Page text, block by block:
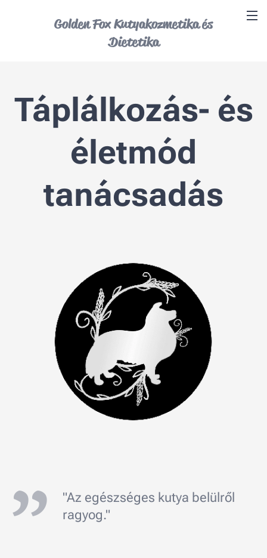
Golden Fox Kutyakozmetika és
Dietetika
Táplálkozás- és
életmód
tanácsadás
"Az egészséges kutya belülről
ragyog."